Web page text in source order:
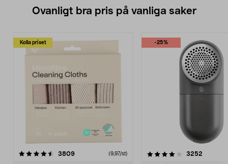
Ovanligt bra pris på vanliga saker
Kolla priset
3809recensioner (9,97/st)
-25%
4.0av 5 stjärnor 3252
4.5av 5 stjärnor